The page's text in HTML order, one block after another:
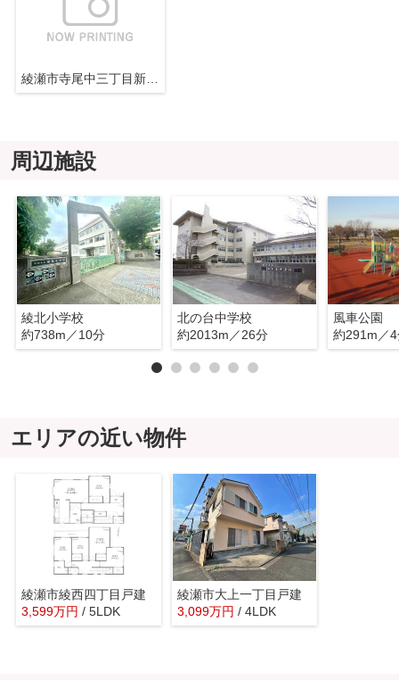
綾瀬市寺尾中三丁目新築戸建
周辺施設
綾北小学校
約738m／10分
北の台中学校
約2013m／26分
風車公園
約291m／
エリアの近い物件
綾瀬市綾西四丁目戸建
3,599万円 / 5LDK
綾瀬市大上一丁目戸建
3,099万円 / 4LDK